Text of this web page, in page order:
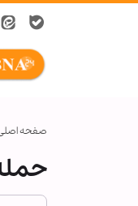
صفحه